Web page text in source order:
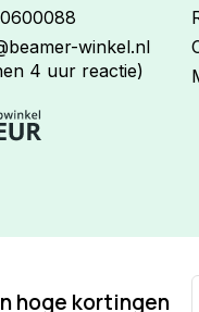
winkel.nl
4 uur reactie)
hoge kortingen